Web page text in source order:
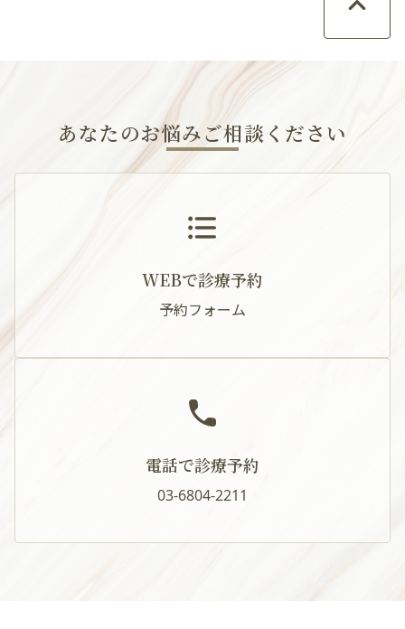
あなたのお悩みご相談ください
WEBで診療予約
予約フォーム
電話で診療予約
03-6804-2211